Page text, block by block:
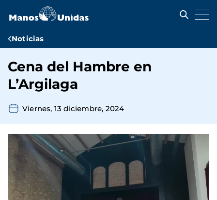
contenido
Ruta
navegación
Noticias
Cena del Hambre en
L’Argilaga
Viernes, 13 diciembre, 2024